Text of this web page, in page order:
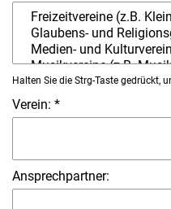
Halten Sie die Strg-Taste gedrückt,
Verein: *
Ansprechpartner: